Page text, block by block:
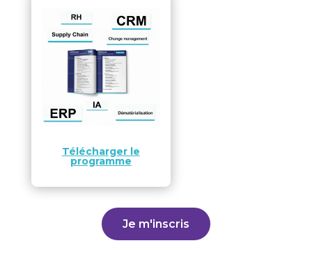
Télécharger le
programme
Je m'inscris